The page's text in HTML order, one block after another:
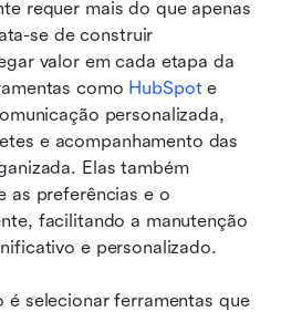
requer mais do que apenas
se de construir
valor em cada etapa da
como HubSpot
personalizada,
e acompanhamento das
Elas também
as preferências e o
facilitando a manutenção
e personalizado.
é selecionar ferramentas que